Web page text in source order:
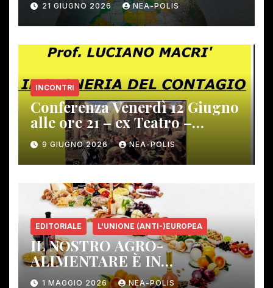
21 GIUGNO 2026 NEA-POLIS
INCONTRI
Conferenza Venerdì 12 Giugno
alle ore 21 – ex Teatro –
Gambassi Terme –
9 GIUGNO 2026 NEA-POLIS
EDITORIALE L'UNIONE (ANTI-)EUROPEA
IL NOSTRO AGRO-
ALIMENTARE È IN
PERICOLO!
1 MAGGIO 2026 NEA-POLIS